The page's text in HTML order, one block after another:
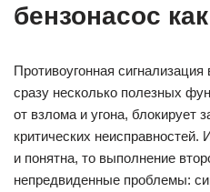
бензонасос
Противоугонная
сразу несколько полезных
от взлома и угона, блокирует
критических неисправностей.
и понятна, то выполнение
непредвиденные проблемы: